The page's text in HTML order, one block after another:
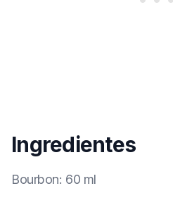
Ingredientes
Bourbon: 60 ml